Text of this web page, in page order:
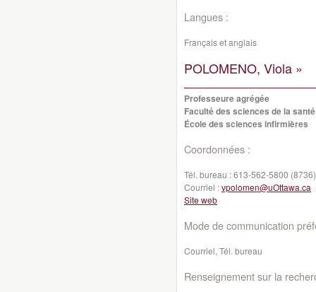
Langues :
Français et anglais
POLOMENO, Viola »
Professeure agrégée
Faculté des sciences de la santé
École des sciences infirmières
Coordonnées :
Tél. bureau :613-562-5800 (8736)
Courriel :vpolomen@uOttawa.ca
Site web
Mode de communication
Courriel, Tél. bureau
Renseignement sur la